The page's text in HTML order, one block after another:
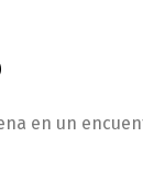
en un